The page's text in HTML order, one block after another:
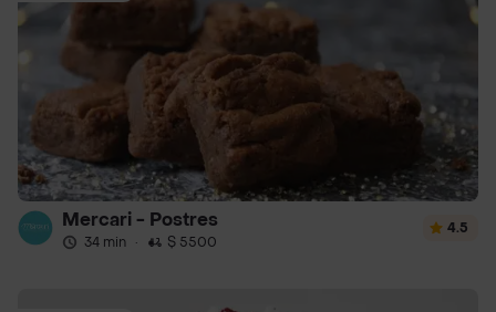
Mercari - Postres
34 min · $ 5500
4.5